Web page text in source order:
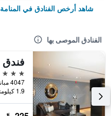
شاهد أرخص الفنادق في المنامة
الفنادق الموصى بها
4 نجوم
1.9 كيلومتر عن وسط المدينة